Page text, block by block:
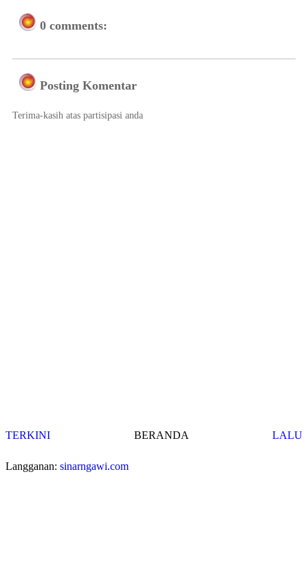
0 comments:
Posting Komentar
Terima-kasih atas partisipasi anda
TERKINI LALU
BERANDA
Langganan: sinarngawi.com